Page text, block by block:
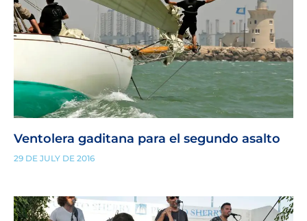
Ventolera gaditana para el segundo asalto
29 DE JULY DE 2016